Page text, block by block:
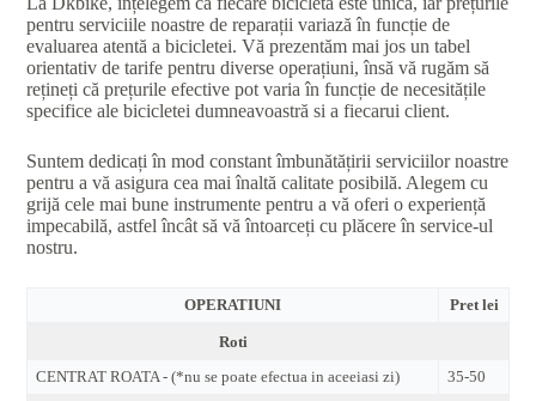
pentru serviciile noastre de reparații variază în funcție de
evaluarea atentă a bicicletei. Vă prezentăm mai jos un tabel
orientativ de tarife pentru diverse operațiuni, însă vă rugăm să
rețineți că prețurile efective pot varia în funcție de necesitățile
specifice ale bicicletei dumneavoastră si a fiecarui client.
Suntem dedicați în mod constant îmbunătățirii serviciilor noastre
pentru a vă asigura cea mai înaltă calitate posibilă. Alegem cu
grijă cele mai bune instrumente pentru a vă oferi o experiență
impecabilă, astfel încât să vă întoarceți cu plăcere în service-ul
nostru.
OPERATIUNI Pret lei
Roti
CENTRAT ROATA - (*nu se poate efectua in aceeiasi zi)
35-50